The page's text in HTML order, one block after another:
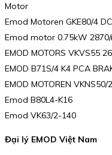
Motor
Emod Motoren GKE80/4
Emod motor 0.75kW
EMOD MOTORS VKVS55
EMOD B71S/4 K4 PCA
EMOD MOTOREN
Emod B80L4-K16
Emod VK63/2-140
Đại lý EMOD Việt Nam